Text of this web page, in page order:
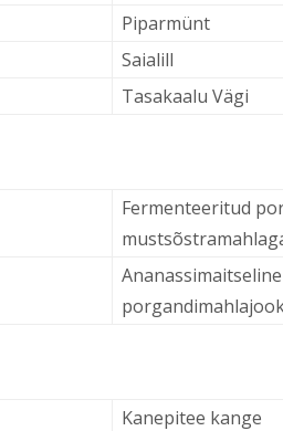
Piparmünt
Saialill
Tasakaalu Vägi
Fermenteeritud
Kanepitee kange